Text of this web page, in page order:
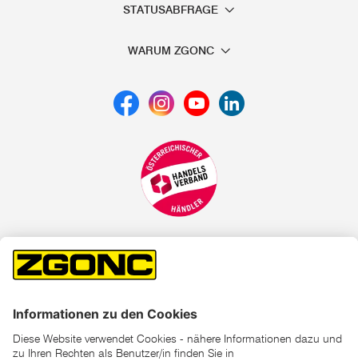
STATUSABFRAGE
WARUM ZGONC
Tagen vor Beginn dieser Aktion verlangte Preis
unter den UVP Preisen auf dieser Website sind die